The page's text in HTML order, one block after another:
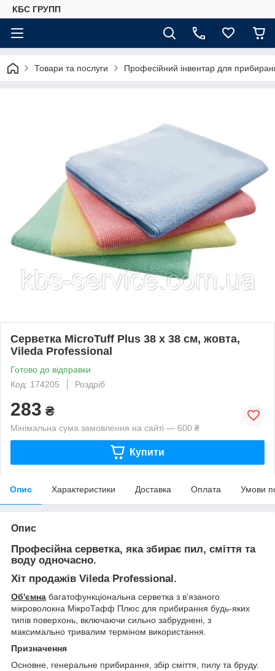
КБС ГРУПП
Товари та послуги Професійний інвентар для
Серветка MicroTuff Plus 38 х 38 см, жовта,
Vileda Professional
Готово до відправки
Код: 174205
Роздріб
283 ₴
Мінімальна сума замовлення на сайті — 600 ₴
Купити
Опис Характеристики Доставка Оплата Умови
Опис
Професійна серветка, яка збирає пил, сміття та
воду одночасно.
Хіт продажів Vileda Professional.
Об'ємна багатофункціональна серветка з в'язаного
мікроволокна МікроТафф Плюс для прибирання будь-яких
типів поверхонь, включаючи сильно забруднені, з
максимально тривалим терміном використання.
Призначення
Основне, генеральне прибирання, збір сміття, пилу та бруду.